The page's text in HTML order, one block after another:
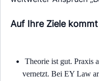
Auf Ihre Ziele
Theorie ist gut. Praxis
vernetzt. Bei EY Law